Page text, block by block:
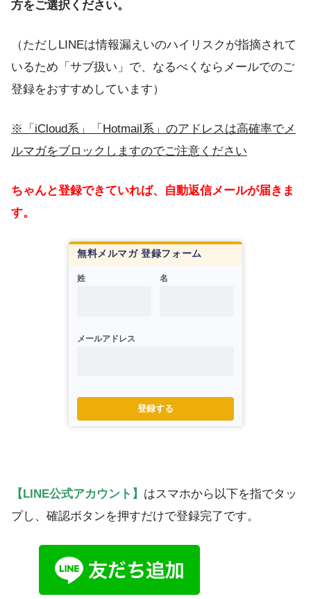
方をご選択ください。
（ただしLINEは情報漏えいのハイリスクが指摘されて
いるため「サブ扱い」で、なるべくならメールでのご
登録をおすすめしています）
※「iCloud系」「Hotmail系」のアドレスは高確率でメ
ルマガをブロックしますのでご注意ください
ちゃんと登録できていれば、自動返信メールが届きま
す。
無料メルマガ 登録フォーム
姓 名
メールアドレス
登録する
【LINE公式アカウント】 はスマホから以下を指でタッ
プし、確認ボタンを押すだけで登録完了です。